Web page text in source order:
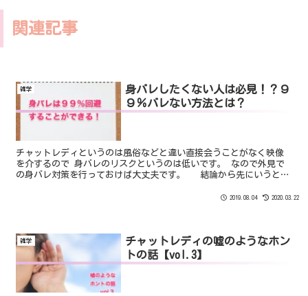
関連記事
雑学
身バレしたくない人は必見！？９
９％バレない方法とは？
チャットレディというのは風俗などと違い直接会うことがなく映像
を介するので 身バレのリスクというのは低いです。 なので外見で
の身バレ対策を行っておけば大丈夫です。 結論から先にいうと
2019.08.04 2020.03.22
雑学
チャットレディの嘘のようなホン
トの話【vol.3】